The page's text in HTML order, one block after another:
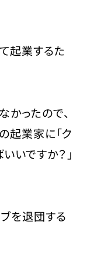
起業するた
ったので、
起業家に「ク
いですか？」
を退団する